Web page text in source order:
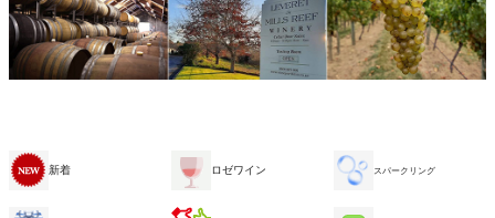
新着 ロゼワイン スパークリング